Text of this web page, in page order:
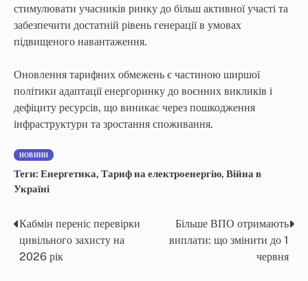
стимулювати учасників ринку до більш активної участі та
забезпечити достатній рівень генерації в умовах
підвищеного навантаження.
Оновлення тарифних обмежень є частиною ширшої
політики адаптації енергоринку до воєнних викликів і
дефіциту ресурсів, що виникає через пошкодження
інфраструктури та зростання споживання.
НОВИНИ
Теги: Енергетика, Тариф на електроенергію, Війна в
Україні
Навігація
записів
Кабмін переніс перевірки
цивільного захисту на
2026 рік
Більше ВПО отримають
виплати: що змінити до 1
червня